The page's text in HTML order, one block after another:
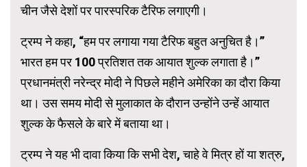
चीन जैसे देशों पर पारस्परिक टैरिफ लगाएगी।
ट्रम्प ने कहा, “हम पर लगाया गया टैरिफ बहुत अनुचित है।”
भारत हम पर 100 प्रतिशत तक आयात शुल्क लगाता है।”
प्रधानमंत्री नरेन्द्र मोदी ने पिछले महीने अमेरिका का दौरा किया
था। उस समय मोदी से मुलाकात के दौरान उन्होंने उन्हें आयात
शुल्क के फैसले के बारे में बताया था।
ट्रम्प ने यह भी दावा किया कि सभी देश, चाहे वे मित्र हों या शत्रु,